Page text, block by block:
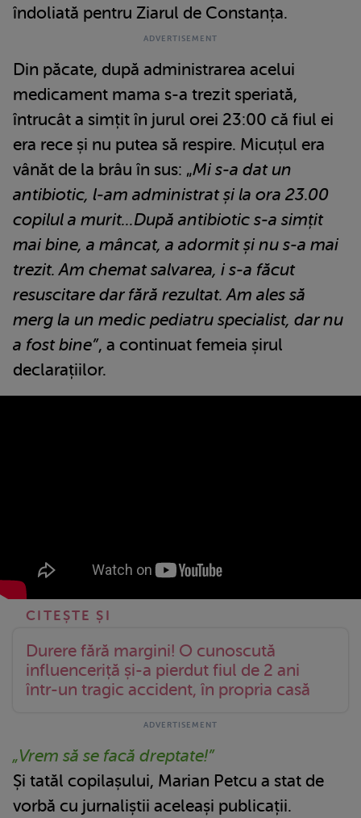
îndoliată pentru Ziarul de Constanța.
Din păcate, după administrarea acelui
medicament mama s-a trezit speriată,
întrucât a simțit în jurul orei 23:00 că fiul ei
era rece și nu putea să respire. Micuțul era
vânăt de la brâu în sus: „Mi s-a dat un
antibiotic, l-am administrat și la ora 23.00
copilul a murit...După antibiotic s-a simțit
mai bine, a mâncat, a adormit și nu s-a mai
trezit. Am chemat salvarea, i s-a făcut
resuscitare dar fără rezultat. Am ales să
merg la un medic pediatru specialist, dar nu
a fost bine”, a continuat femeia șirul
declarațiilor.
Durere fără margini! O cunoscută
influenceriță și-a pierdut fiul de 2 ani
într-un tragic accident, în propria casă
„Vrem să se facă dreptate!”
Și tatăl copilașului, Marian Petcu a stat de
vorbă cu jurnaliștii aceleași publicații.